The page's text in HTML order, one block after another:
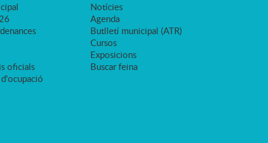
oficials
Notícies
Agenda
Butlletí municipal (ATR)
Cursos
Exposicions
Buscar feina